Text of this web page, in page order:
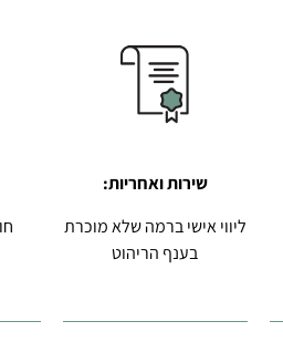
שירות ואחריות:
ליווי אישי ברמה שלא מוכרת
בענף הריהוט